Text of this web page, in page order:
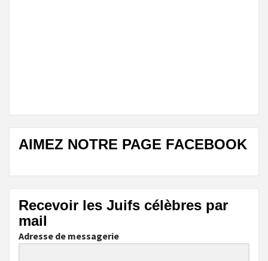
AIMEZ NOTRE PAGE FACEBOOK
Recevoir les Juifs célèbres par
mail
Adresse de messagerie